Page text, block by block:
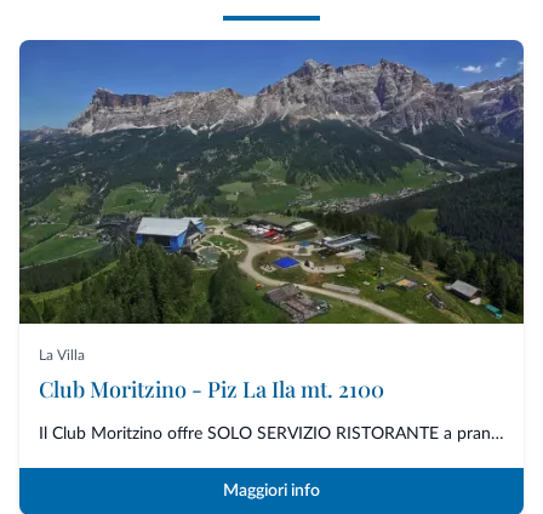
La Villa
Club Moritzino - Piz La Ila mt. 2100
Il Club Moritzino offre SOLO SERVIZIO RISTORANTE a pranzo e a cena senza po...
Maggiori info